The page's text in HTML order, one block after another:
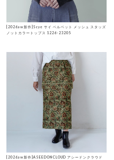
[2026aw新作]Scye サイ ベルベット メッシュ スタッズ
ノットカラートップス 1226-23205
[2026aw新作]ASEEDONCLOUD アシードンクラウド